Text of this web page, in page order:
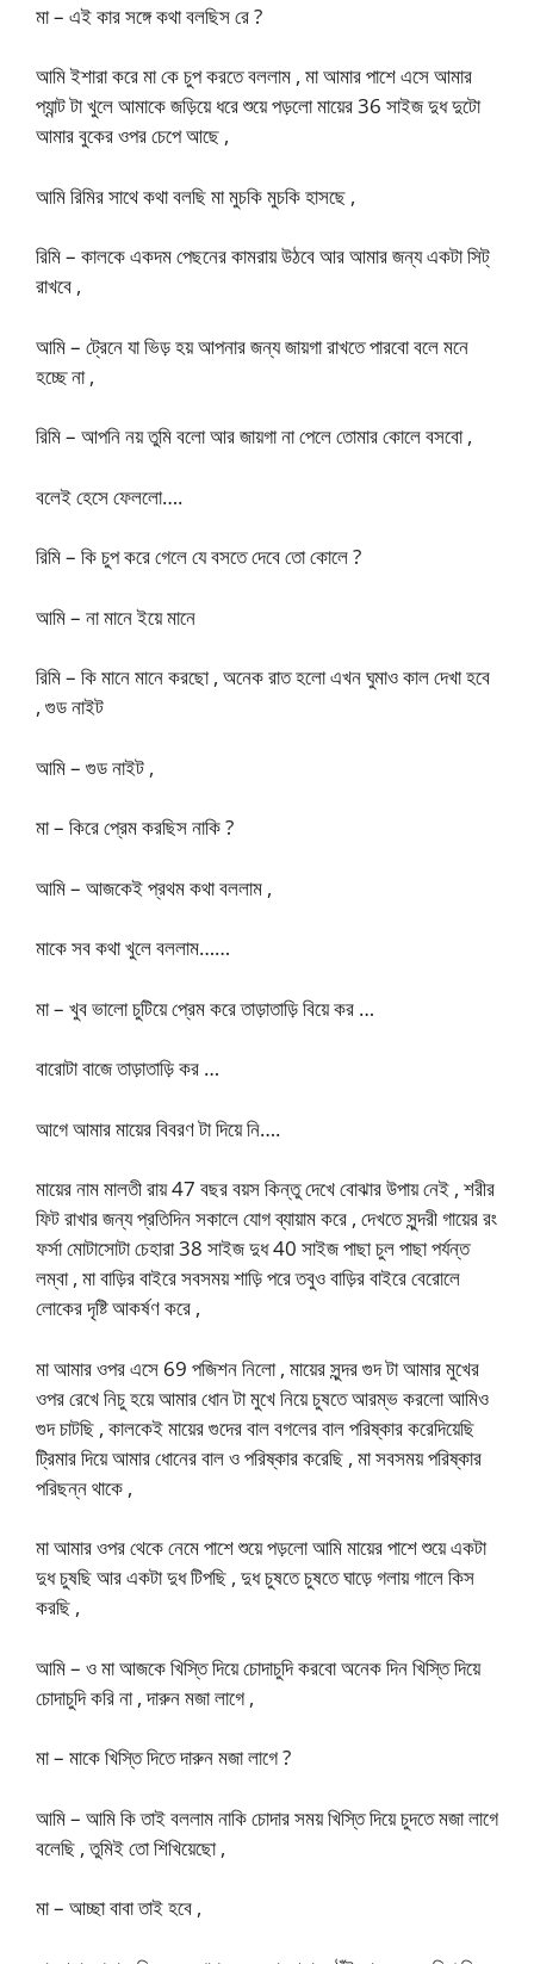
মা – এই কার সঙ্গে কথা বলছিস রে ?
আমি ইশারা করে মা কে চুপ করতে বললাম , মা আমার পাশে এসে আমার
প্যান্ট টা খুলে আমাকে জড়িয়ে ধরে শুয়ে পড়লো মায়ের 36 সাইজ দুধ দুটো
আমার বুকের ওপর চেপে আছে ,
আমি রিমির সাথে কথা বলছি মা মুচকি মুচকি হাসছে ,
রিমি – কালকে একদম পেছনের কামরায় উঠবে আর আমার জন্য একটা সিট্
রাখবে ,
আমি – ট্রেনে যা ভিড় হয় আপনার জন্য জায়গা রাখতে পারবো বলে মনে
হচ্ছে না ,
রিমি – আপনি নয় তুমি বলো আর জায়গা না পেলে তোমার কোলে বসবো ,
বলেই হেসে ফেললো….
রিমি – কি চুপ করে গেলে যে বসতে দেবে তো কোলে ?
আমি – না মানে ইয়ে মানে
রিমি – কি মানে মানে করছো , অনেক রাত হলো এখন ঘুমাও কাল দেখা হবে
, গুড নাইট
আমি – গুড নাইট ,
মা – কিরে প্রেম করছিস নাকি ?
আমি – আজকেই প্রথম কথা বললাম ,
মাকে সব কথা খুলে বললাম……
মা – খুব ভালো চুটিয়ে প্রেম করে তাড়াতাড়ি বিয়ে কর …
বারোটা বাজে তাড়াতাড়ি কর …
আগে আমার মায়ের বিবরণ টা দিয়ে নি….
মায়ের নাম মালতী রায় 47 বছর বয়স কিন্তু দেখে বোঝার উপায় নেই , শরীর
ফিট রাখার জন্য প্রতিদিন সকালে যোগ ব্যায়াম করে , দেখতে সুন্দরী গায়ের রং
ফর্সা মোটাসোটা চেহারা 38 সাইজ দুধ 40 সাইজ পাছা চুল পাছা পর্যন্ত
লম্বা , মা বাড়ির বাইরে সবসময় শাড়ি পরে তবুও বাড়ির বাইরে বেরোলে
লোকের দৃষ্টি আকর্ষণ করে ,
মা আমার ওপর এসে 69 পজিশন নিলো , মায়ের সুন্দর গুদ টা আমার মুখের
ওপর রেখে নিচু হয়ে আমার ধোন টা মুখে নিয়ে চুষতে আরম্ভ করলো আমিও
গুদ চাটছি , কালকেই মায়ের গুদের বাল বগলের বাল পরিষ্কার করেদিয়েছি
ট্রিমার দিয়ে আমার ধোনের বাল ও পরিষ্কার করেছি , মা সবসময় পরিষ্কার
পরিছন্ন থাকে ,
মা আমার ওপর থেকে নেমে পাশে শুয়ে পড়লো আমি মায়ের পাশে শুয়ে একটা
দুধ চুষছি আর একটা দুধ টিপছি , দুধ চুষতে চুষতে ঘাড়ে গলায় গালে কিস
করছি ,
আমি – ও মা আজকে খিস্তি দিয়ে চোদাচুদি করবো অনেক দিন খিস্তি দিয়ে
চোদাচুদি করি না , দারুন মজা লাগে ,
মা – মাকে খিস্তি দিতে দারুন মজা লাগে ?
আমি – আমি কি তাই বললাম নাকি চোদার সময় খিস্তি দিয়ে চুদতে মজা লাগে
বলেছি , তুমিই তো শিখিয়েছো ,
মা – আচ্ছা বাবা তাই হবে ,